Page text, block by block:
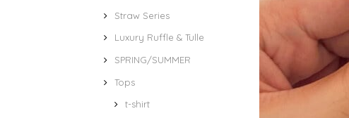
Straw Series
Luxury Ruffle & Tulle
SPRING/SUMMER
Tops
t-shirt